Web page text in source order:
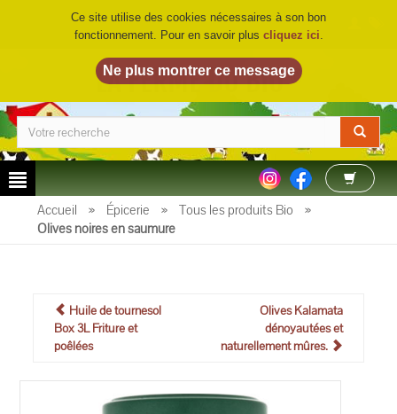
LA FERME DU BIO©
Accueil » Épicerie » Tous les produits Bio
»
Olives noires en saumure
Huile de tournesol
Box 3L Friture et
poêlées
Olives Kalamata
dénoyautées et
naturellement mûres.
Ce site utilise des cookies nécessaires à son bon
fonctionnement. Pour en savoir plus cliquez ici.